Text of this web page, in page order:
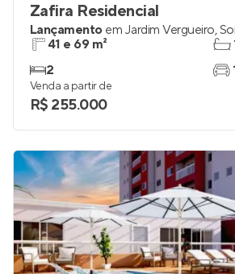
Zafira Residencial
Lançamento em Jardim Vergueiro,
41 e 69 m²
2
Venda a partir de
R$ 255.000